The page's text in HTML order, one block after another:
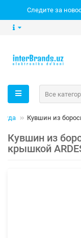
Следите за
Все
Кувшин из
Кувшин из
крышкой